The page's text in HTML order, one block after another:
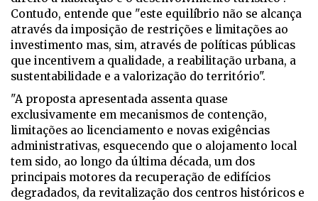
Contudo, entende que "este equilíbrio não se alcança
através da imposição de restrições e limitações ao
investimento mas, sim, através de políticas públicas
que incentivem a qualidade, a reabilitação urbana, a
sustentabilidade e a valorização do território".
"A proposta apresentada assenta quase
exclusivamente em mecanismos de contenção,
limitações ao licenciamento e novas exigências
administrativas, esquecendo que o alojamento local
tem sido, ao longo da última década, um dos
principais motores da recuperação de edifícios
degradados, da revitalização dos centros históricos e